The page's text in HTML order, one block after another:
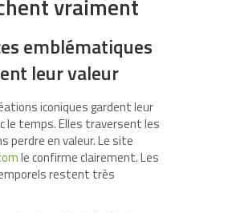
vraiment
emblématiques
leur valeur
iconiques gardent leur
le temps. Elles traversent les
perdre en valeur. Le site
le confirme clairement. Les
restent très